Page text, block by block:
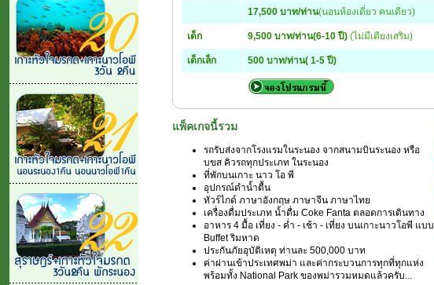
17,500 บาท/ท่าน(นอนห้องเดี่ยว คนเดียว)
เด็ก 9,500 บาท/ท่าน(6-10 ปี) (ไม่มีเตียงเสริม)
เด็กเล็ก 500 บาท/ท่าน( 1-5 ปี)
แพ็คเกจนี้รวม
รถรับส่งจากโรงแรมในระนอง จากสนามบินระนอง หรือ
บขส คิวรถทุกประเภท ในระนอง
ที่พักบนเกาะ นาว โอ พี
อุปกรณ์ดำน้ำตื้น
ทัวร์ไกด์ ภาษาอังกฤษ ภาษาจีน ภาษาไทย
เครื่องดื่มประเภท น้ำดื่ม Coke Fanta ตลอดการเดินทาง
อาหาร 4 มื้อ เที่ยง - ค่ำ - เช้า - เที่ยง บนเกาะนาวโอพี แบบ
Buffet ริมหาด
ประกันภัยอุบัติเหตุ ท่านละ 500,000 บาท
ค่าผ่านเข้าประเทศพม่า และค่ากระบวนการทุกที่ทุกแห่ง
พร้อมทั้ง National Park ของพม่ารวมหมดแล้วครับ...